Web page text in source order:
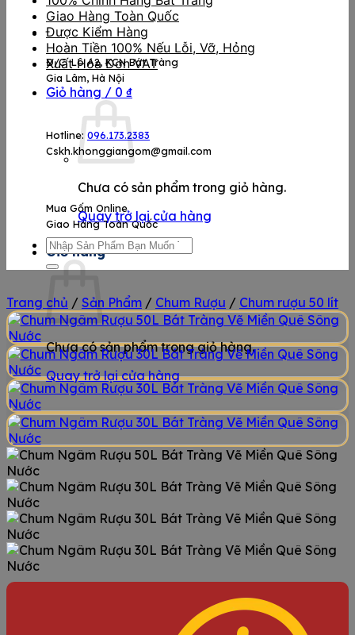
Đ/C: Lô A2, KCN Bát Tràng
Gia Lâm, Hà Nội
Hotline: 096.173.2383
Cskh.khonggiangom@gmail.com
Mua Gốm Online
Giao Hàng Toàn Quốc
Giỏ hàng
Chưa có sản phẩm trong giỏ hàng.
Quay trở lại cửa hàng
Giao Hàng Toàn Quốc
Được Kiểm Hàng
Hoàn Tiền 100% Nếu Lỗi, Vỡ, Hỏng
Xuất Hóa Đơn VAT
Giỏ hàng / 0 ₫
Chưa có sản phẩm trong giỏ hàng.
Quay trở lại cửa hàng
Tìm
kiếm:
Trang chủ / Sản Phẩm / Chum Rượu / Chum rượu 50 lít